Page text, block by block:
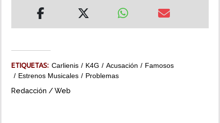
ETIQUETAS: Carlienis K4G Acusación
Famosos
Estrenos Musicales
Problemas
Redacción / Web